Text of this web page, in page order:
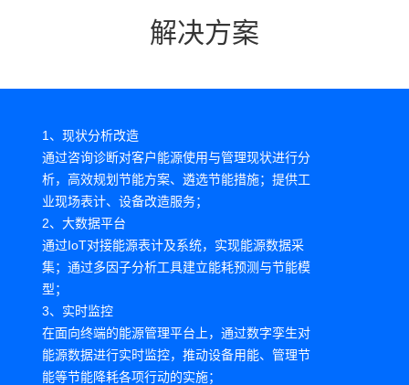
解决方案
1、现状分析改造
通过咨询诊断对客户能源使用与管理现状进行分
析，高效规划节能方案、遴选节能措施；提供工
业现场表计、设备改造服务；
2、大数据平台
通过IoT对接能源表计及系统，实现能源数据采
集；通过多因子分析工具建立能耗预测与节能模
型；
3、实时监控
在面向终端的能源管理平台上，通过数字孪生对
能源数据进行实时监控，推动设备用能、管理节
能等节能降耗各项行动的实施；